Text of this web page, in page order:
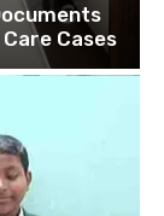
Cases